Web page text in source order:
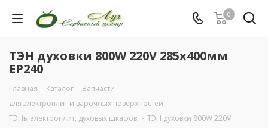
0
ТЭН духовки 800W 220V 285x400мм
EP240
Главная - Каталог - Запчасти -
для электроплит и варочных поверхностей -
ТЭНы электроплит, духовых шкафов - ТЭН духовки 800W 220V